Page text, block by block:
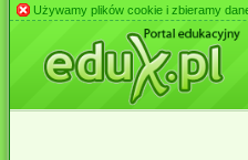
Używamy plików cookie i zbieramy